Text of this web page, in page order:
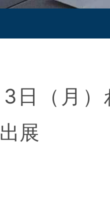
日（月
展